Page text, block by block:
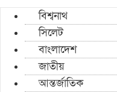
বিশ্বনাথ
সিলেট
বাংলাদেশ
জাতীয়
আন্তর্জাতিক